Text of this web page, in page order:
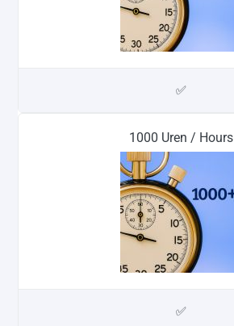
✅
1000 Uren / Hours
✅